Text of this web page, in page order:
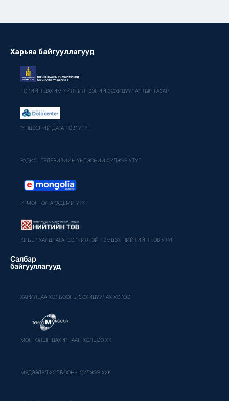
Харьяа байгууллагууд
ТӨРИЙН ЦАХИМ ҮЙЛЧИЛГЭЭНИЙ ЗОХИЦУУЛАЛТЫН ГАЗАР
"ҮНДЭСНИЙ ДАТА ТӨВ" УТҮГ
РАДИО, ТЕЛЕВИЗИЙН ҮНДЭСНИЙ СҮЛЖЭЭ УТҮГ
И-МОНГОЛ АКАДЕМИ УТҮГ
КИБЕР ХАЛДЛАГА, ЗӨРЧИЛТЭЙ ТЭМЦЭХ НИЙТИЙН ТӨВ УТҮГ
Салбар
байгууллагууд
ХАРИЛЦАА ХОЛБООНЫ ЗОХИЦУУЛАХ ХОРОО
МОНГОЛЫН ЦАХИЛГААН ХОЛБОО ХК
МЭДЭЭЛЭЛ ХОЛБООНЫ СҮЛЖЭЭ ХХК